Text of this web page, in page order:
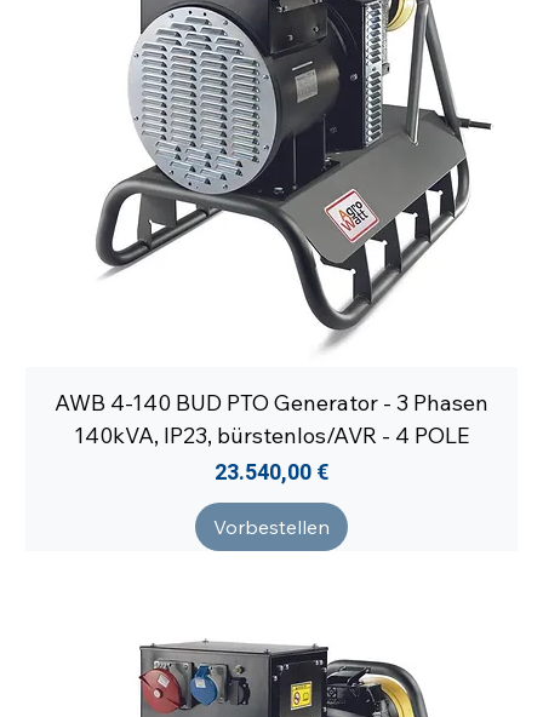
AWB 4-140 BUD PTO Generator - 3 Phasen
140kVA, IP23, bürstenlos/AVR - 4 POLE
Preis
23.540,00 €
Vorbestellen